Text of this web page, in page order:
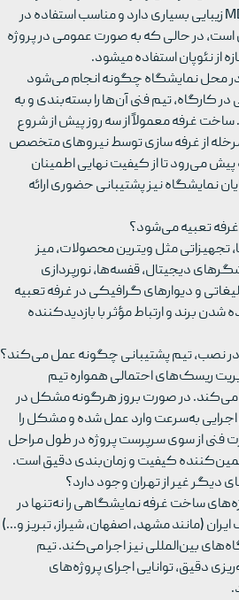
اختصاص میدهد برای مثال MDF زیبایی بسیاری دارد و مناسب استفاده در
در حالی که به صورت عمومی در پروژه
از نئوپان استفاده میشود.
محل نمایشگاه چگونه انجام می‌شود
کارگاه، تیم فنی آن‌ها را بسته‌بندی و به
غرفه معمولاً از سه روز پیش از شروع
از غرفه سازی توسط نیروهای متخصص
پیش می‌رود تا از کیفیت نهایی اطمینان
نمایشگاه نیز پشتیبانی حضوری ارائه
تعبیه می‌شود؟
تجهیزاتی مثل ویترین محصولات، میز
دیجیتال، قفسه‌ها، نورپردازی
و دیوارهای گرافیکی در غرفه تعبیه
برند و ارتباط مؤثر با بازدیدکننده
نصب، تیم پشتیبانی چگونه عمل می‌کند؟
ریسک‌های احتمالی همواره تیم
می‌کند. در صورت بروز هرگونه مشکل در
به‌سرعت وارد عمل شده و مشکل را
از سوی سرپرست پروژه در طول مراحل
کیفیت و زمان‌بندی دقیق است.
دیگر غیر از تهران وجود دارد؟
ساخت غرفه نمایشگاهی را نه‌تنها در
(مانند مشهد، اصفهان، شیراز، تبریز و...)
بین‌المللی نیز اجرا می‌کند. تیم
دقیق، توانایی اجرای پروژه‌های